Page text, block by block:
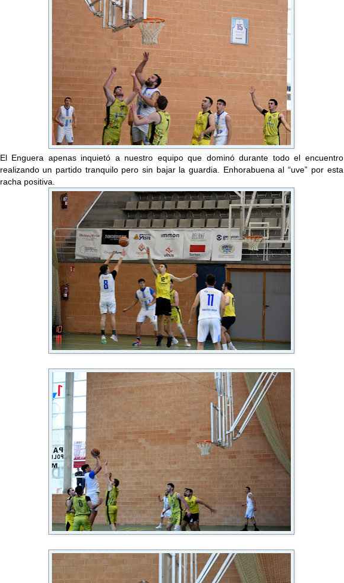
El Enguera apenas inquietó a nuestro equipo que dominó durante todo el encuentro
realizando un partido tranquilo pero sin bajar la guardia. Enhorabuena al “uve” por esta
racha positiva.